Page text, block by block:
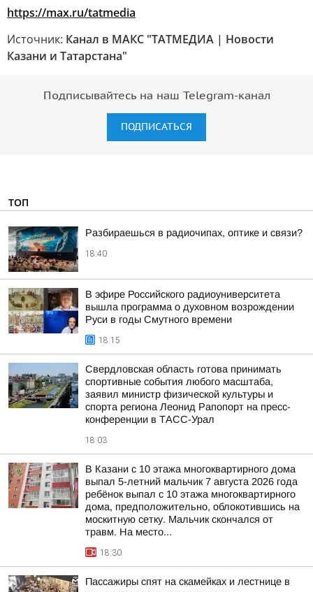
https://max.ru/tatmedia
Источник: Канал в МАКС "ТАТМЕДИА | Новости
Казани и Татарстана"
Подписывайтесь на наш Telegram-канал
ПОДПИСАТЬСЯ
ТОП
Разбираешься в радиочипах, оптике и связи?
18:40
В эфире Российского радиоуниверситета
вышла программа о духовном возрождении
Руси в годы Смутного времени
18:15
Свердловская область готова принимать
спортивные события любого масштаба,
заявил министр физической культуры и
спорта региона Леонид Рапопорт на пресс-
конференции в ТАСС-Урал
18:03
В Казани с 10 этажа многоквартирного дома
выпал 5-летний мальчик 7 августа 2026 года
ребёнок выпал с 10 этажа многоквартирного
дома, предположительно, облокотившись на
москитную сетку. Мальчик скончался от
травм. На место...
18:30
Пассажиры спят на скамейках и лестнице в